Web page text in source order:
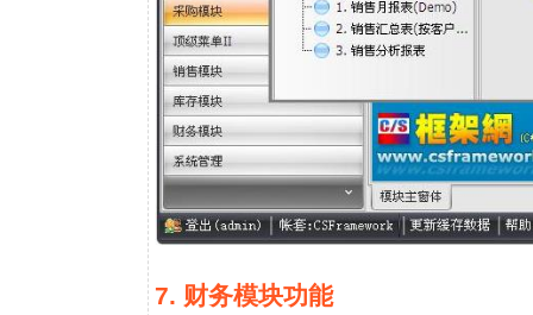
7. 财务模块功能